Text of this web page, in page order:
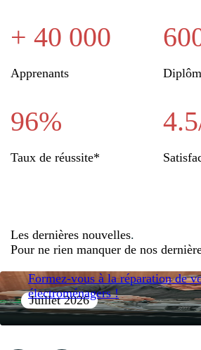
+ 40 000
Apprenants
96%
Taux de réussite*
Les dernières nouvelles.
Pour ne rien manquer de nos
Juillet 2026
Formez-vous à la réparation de
électroménagers !